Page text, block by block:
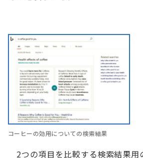
コーヒーの効用についての検索結果
2つの項目を比較する検索結果用